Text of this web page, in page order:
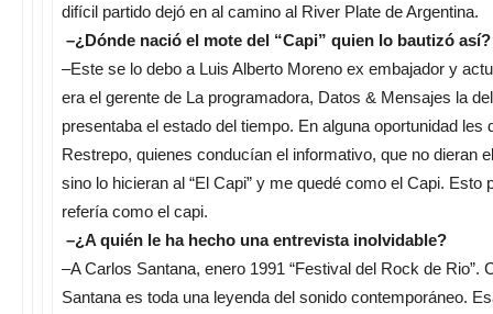
difícil partido dejó en al camino al River Plate de Argentina.
–¿Dónde nació el mote del “Capi” quien lo bautizó así?
–Este se lo debo a Luis Alberto Moreno ex embajador y
era el gerente de La programadora, Datos & Mensajes la
presentaba el estado del tiempo. En alguna oportunidad les
Restrepo, quienes conducían el informativo, que no dieran
sino lo hicieran al “El Capi” y me quedé como el Capi. Esto
refería como el capi.
–¿A quién le ha hecho una entrevista inolvidable?
–A Carlos Santana, enero 1991 “Festival del Rock de Rio”.
Santana es toda una leyenda del sonido contemporáneo.